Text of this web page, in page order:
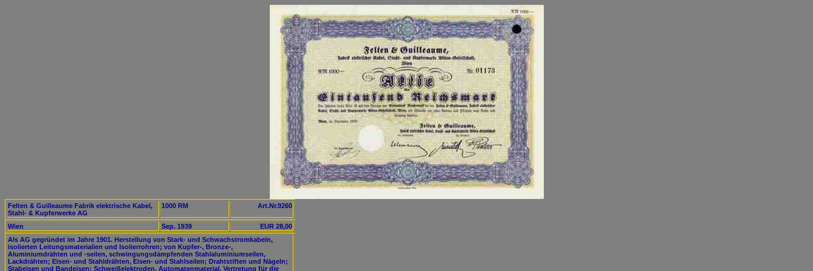
Felten & Guilleaume Fabrik elektrische Kabel,
Stahl- & Kupferwerke AG
1000 RM Art.Nr.9260
Wien Sep. 1939
EUR 28,00
Als AG gegründet im Jahre 1901. Herstellung von Stark- und Schwachstromkabeln,
isolierten Leitungsmaterialien und Isolierrohren; von Kupfer-, Bronze-,
Aluminiumdrähten und -seilen, schwingungsdämpfenden Stahlaluminiumseilen,
Lackdrähten; Eisen- und Stahldrähten, Eisen- und Stahlseilen; Drahtstiften und Nägeln;
Stabeisen und Bandeisen; Schweißelektroden, Automatenmaterial. Vertretung für die